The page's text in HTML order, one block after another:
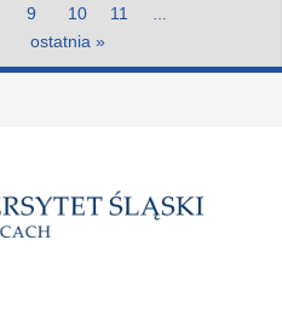
9 10 11
ostatnia »